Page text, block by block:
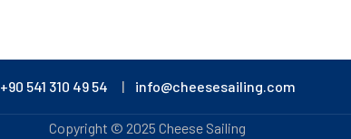
+90 541 310 49 54 | info@cheesesailing.com
Copyright © 2025 Cheese Sailing